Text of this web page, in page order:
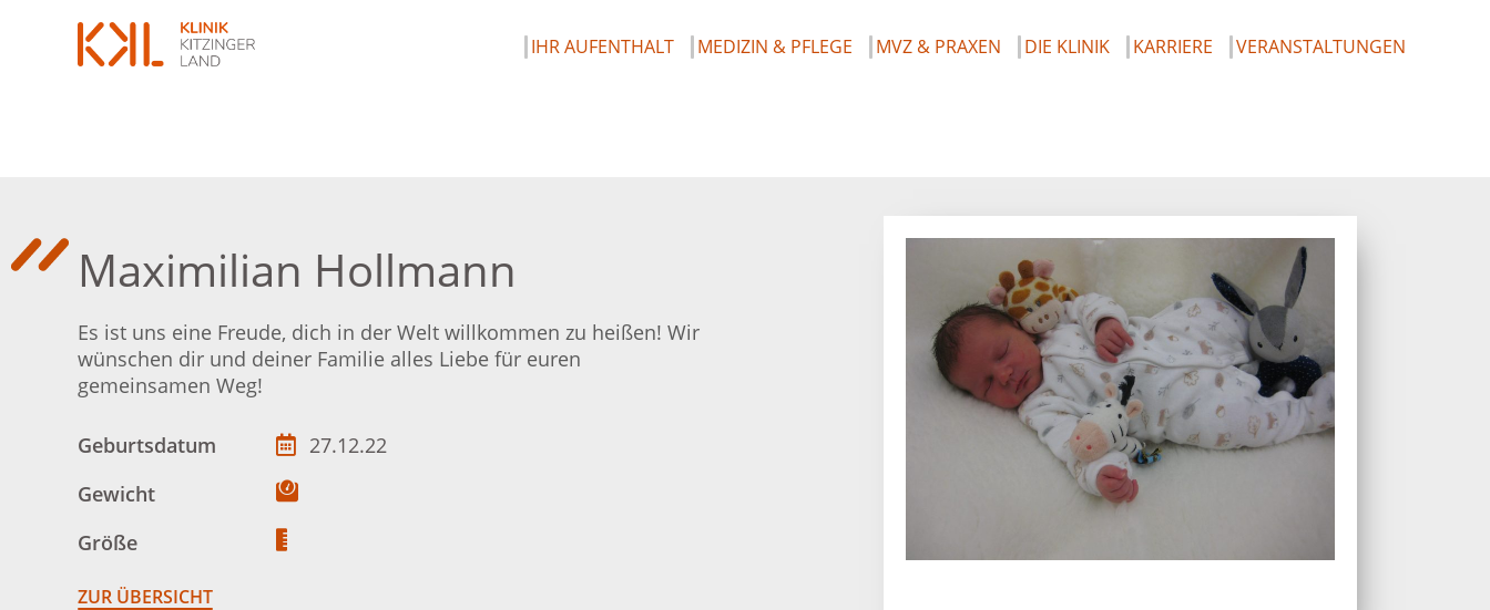
IHR AUFENTHALT MEDIZIN & PFLEGE MVZ & PRAXEN DIE KLINIK KARRIERE VERANSTALTUNGEN
Maximilian Hollmann
Es ist uns eine Freude, dich in der Welt willkommen zu heißen! Wir
wünschen dir und deiner Familie alles Liebe für euren
gemeinsamen Weg!
Geburtsdatum
27.12.22
Gewicht
Größe
ZUR ÜBERSICHT